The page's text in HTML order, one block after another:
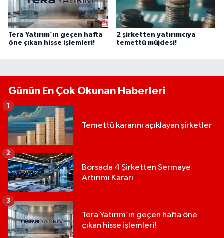
Tera Yatırım’ın geçen hafta
öne çıkan hisse işlemleri!
2 şirketten yatırımcıya
temettü müjdesi!
Günün En Çok Okunan Haberleri
Temettü kararını açıklayan şirketler
1
Borsada 4 Şirketten Sermaye
Artırımı Kararı
2
Tera Yatırım’ın geçen hafta öne
çıkan hisse işlemleri!
3